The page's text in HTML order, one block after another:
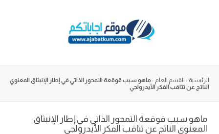
الرئيسية - القسم العام - ماهو سبب قوقعة التمحور الذاتي في إطار الإنبثاق المعنوي
الناتج عن تثاقب الفكر الأيدرولجي
ماهو سبب قوقعة التمحور الذاتي في إطار الإنبثاق
المعنوي الناتج عن تثاقب الفكر الأيدرولجي